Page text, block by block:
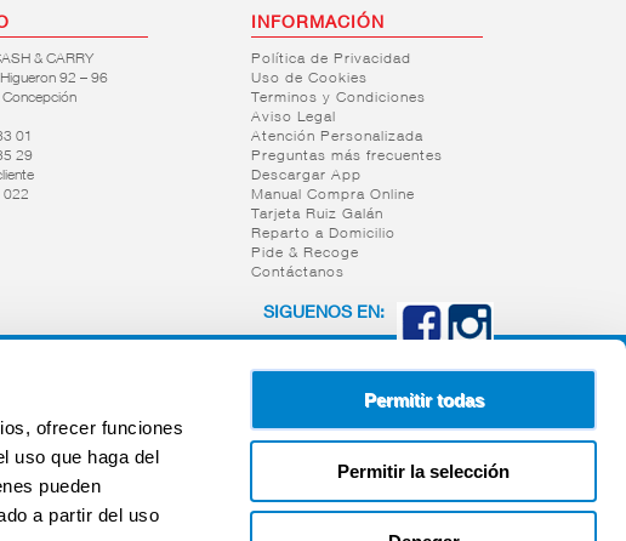
ofrecer funciones
uso que haga del
pueden
a partir del uso
Permitir todas
Permitir la selección
& CARRY
92 – 96
Concepción
01
29
022
INFORMACIÓN
Política de Privacidad
Uso de Cookies
Terminos y Condiciones
Aviso Legal
Atención Personalizada
Preguntas más frecuentes
Descargar App
Manual Compra Online
Tarjeta Ruiz Galán
Reparto a Domicilio
Pide & Recoge
Contáctanos
SIGUENOS EN: